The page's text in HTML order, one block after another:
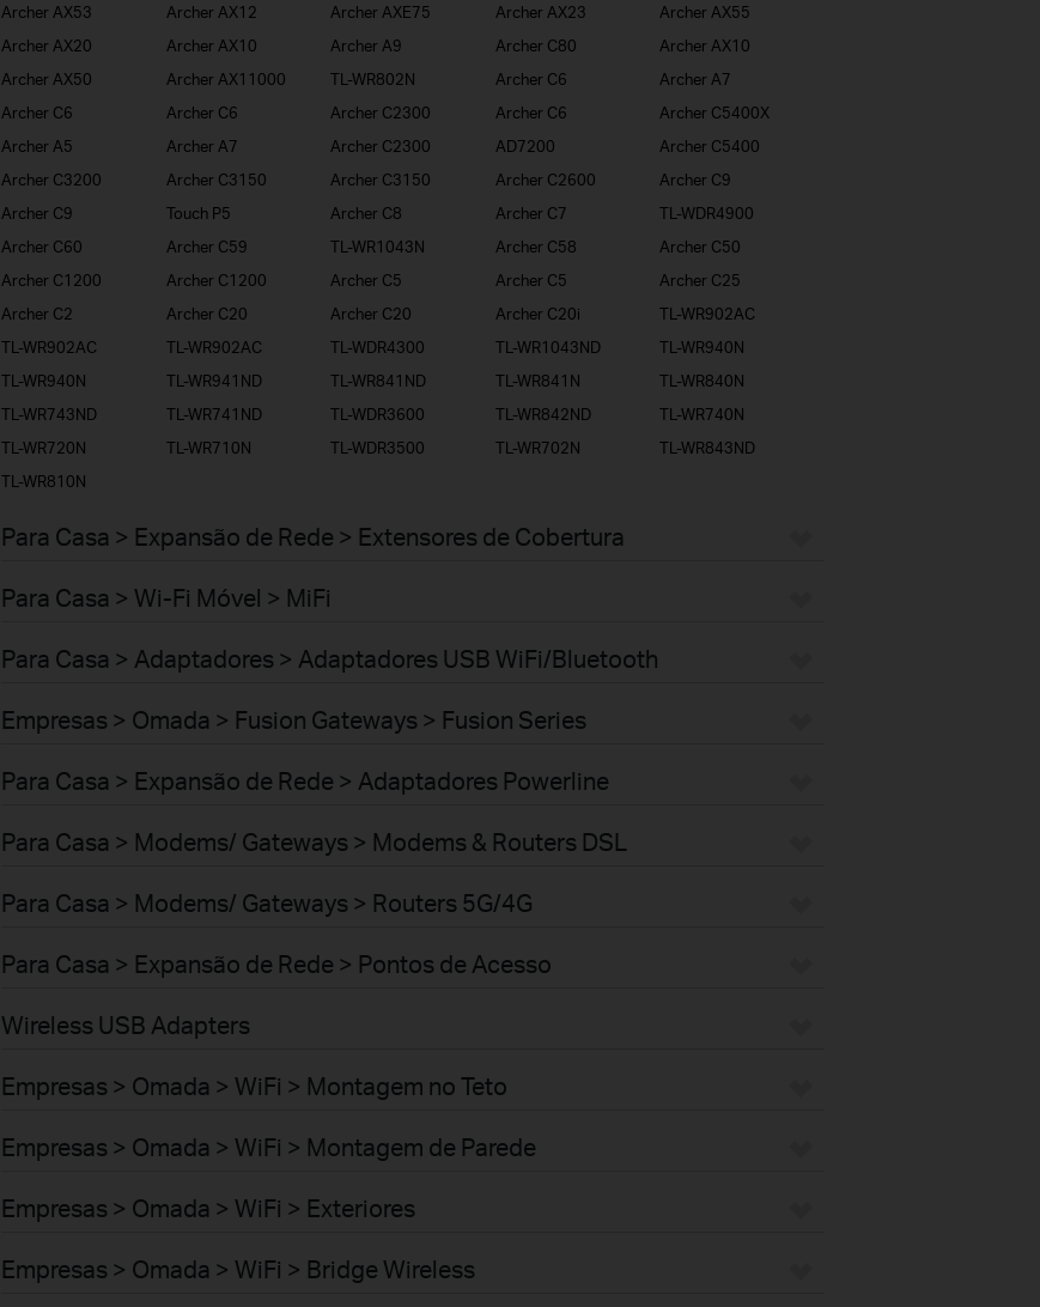
Archer AX53
Archer AX12 Archer AXE75 Archer AX23
Archer AX55
Archer AX20
Archer AX10 Archer A9 Archer C80
Archer AX10
Archer AX50
Archer AX11000 TL-WR802N Archer C6
Archer A7
Archer C6
Archer C6 Archer C2300 Archer C6
Archer C5400X
Archer A5
Archer A7 Archer C2300 AD7200
Archer C5400
Archer C3200
Archer C3150 Archer C3150 Archer C2600
Archer C9
Archer C9
Touch P5 Archer C8 Archer C7
TL-WDR4900
Archer C60
Archer C59 TL-WR1043N Archer C58
Archer C50
Archer C1200
Archer C1200 Archer C5 Archer C5
Archer C25
Archer C2
Archer C20 Archer C20 Archer C20i
TL-WR902AC
TL-WR902AC
TL-WR902AC TL-WDR4300 TL-WR1043ND
TL-WR940N
TL-WR940N
TL-WR941ND TL-WR841ND TL-WR841N
TL-WR840N
TL-WR743ND
TL-WR741ND TL-WDR3600 TL-WR842ND
TL-WR740N
TL-WR720N
TL-WR710N TL-WDR3500 TL-WR702N
TL-WR843ND
TL-WR810N
Para Casa > Expansão de Rede > Extensores de Cobertura
Para Casa > Wi-Fi Móvel > MiFi
Para Casa > Adaptadores > Adaptadores USB WiFi/Bluetooth
Empresas > Omada > Fusion Gateways > Fusion Series
Para Casa > Expansão de Rede > Adaptadores Powerline
Para Casa > Modems/ Gateways > Modems & Routers DSL
Para Casa > Modems/ Gateways > Routers 5G/4G
Para Casa > Expansão de Rede > Pontos de Acesso
Wireless USB Adapters
Empresas > Omada > WiFi > Montagem no Teto
Empresas > Omada > WiFi > Montagem de Parede
Empresas > Omada > WiFi > Exteriores
Empresas > Omada > WiFi > Bridge Wireless